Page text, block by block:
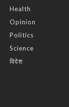
Health
Opinion
Politics
Science
विदेश